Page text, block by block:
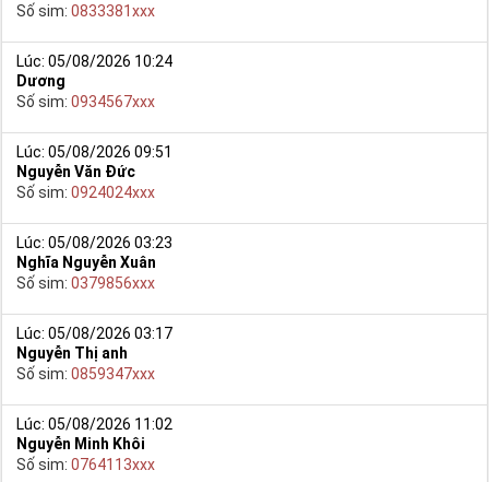
- Cách nhanh nhất để chọn mua được Sim Ngũ Quý 5 là bạn vào
đầu trang chủ. Đây là danh sách sim được đại lý giảm giá vì một số
lý do nên bạn có thể chọn mua được số đẹp lại có giá cực rẻ nữa.
Ngoài ra quý khách chưa ưng ý về Sim Ngũ Quý 5 có cũng thể tham
Hướng dẫn mua Sim Ngũ Quý 5 tại Simtiengiang.vn.
Số sim: 0833381xxx
Lúc: 05/08/2026 10:24
Dương
Số sim: 0934567xxx
Lúc: 05/08/2026 09:51
Nguyễn Văn Đức
Số sim: 0924024xxx
Lúc: 05/08/2026 03:23
Nghĩa Nguyễn Xuân
Số sim: 0379856xxx
Lúc: 05/08/2026 03:17
Nguyễn Thị anh
Số sim: 0859347xxx
Lúc: 05/08/2026 11:02
Nguyễn Minh Khôi
Số sim: 0764113xxx